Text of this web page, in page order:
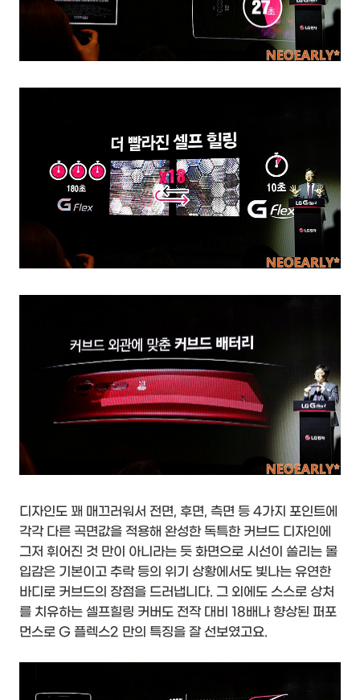
디자인도 꽤 매끄러워서 전면, 후면, 측면 등 4가지 포인트에
각각 다른 곡면값을 적용해 완성한 독특한 커브드 디자인에
그저 휘어진 것 만이 아니라는 듯 화면으로 시선이 쏠리는 몰
입감은 기본이고 추락 등의 위기 상황에서도 빛나는 유연한
바디로 커브드의 장점을 드러냅니다. 그 외에도 스스로 상처
를 치유하는 셀프힐링 커버도 전작 대비 18배나 향상된 퍼포
먼스로 G 플렉스2 만의 특징을 잘 선보였고요.